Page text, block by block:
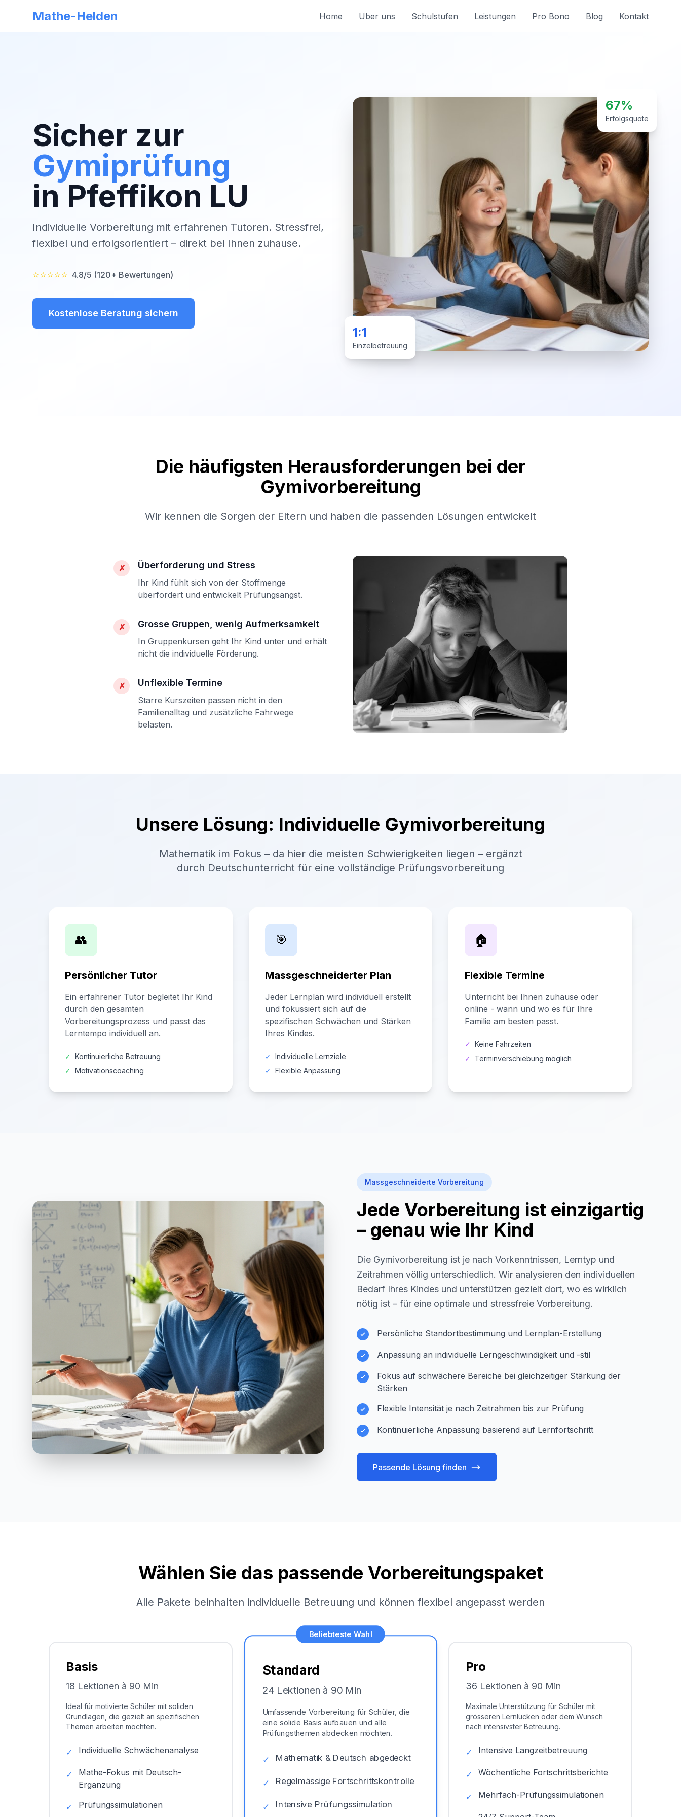
Mathe-Helden Home Über uns Schulstufen Leistungen Pro Bono Blog Kontakt
Sicher zur
Gymiprüfung
in Pfeffikon LU
Individuelle Vorbereitung mit erfahrenen Tutoren. Stressfrei,
flexibel und erfolgsorientiert – direkt bei Ihnen zuhause.
⭐⭐⭐⭐⭐ 4.8/5 (120+ Bewertungen)
Kostenlose Beratung sichern
67%
Erfolgsquote
1:1
Einzelbetreuung
Die häufigsten Herausforderungen bei der
Gymivorbereitung
Wir kennen die Sorgen der Eltern und haben die passenden Lösungen entwickelt
✗ Überforderung und Stress
Ihr Kind fühlt sich von der Stoffmenge
überfordert und entwickelt Prüfungsangst.
✗ Grosse Gruppen, wenig Aufmerksamkeit
In Gruppenkursen geht Ihr Kind unter und erhält
nicht die individuelle Förderung.
✗ Unflexible Termine
Starre Kurszeiten passen nicht in den
Familienalltag und zusätzliche Fahrwege
belasten.
Unsere Lösung: Individuelle Gymivorbereitung
Mathematik im Fokus – da hier die meisten Schwierigkeiten liegen – ergänzt
durch Deutschunterricht für eine vollständige Prüfungsvorbereitung
👥
Persönlicher Tutor
Ein erfahrener Tutor begleitet Ihr Kind
durch den gesamten
Vorbereitungsprozess und passt das
Lerntempo individuell an.
✓ Kontinuierliche Betreuung
✓ Motivationscoaching
🎯
Massgeschneiderter Plan
Jeder Lernplan wird individuell erstellt
und fokussiert sich auf die
spezifischen Schwächen und Stärken
Ihres Kindes.
✓ Individuelle Lernziele
✓ Flexible Anpassung
🏠
Flexible Termine
Unterricht bei Ihnen zuhause oder
online - wann und wo es für Ihre
Familie am besten passt.
✓
Keine Fahrzeiten
✓
Terminverschiebung möglich
Massgeschneiderte Vorbereitung
Jede Vorbereitung ist einzigartig
– genau wie Ihr Kind
Die Gymivorbereitung ist je nach Vorkenntnissen, Lerntyp und
Zeitrahmen völlig unterschiedlich. Wir analysieren den individuellen
Bedarf Ihres Kindes und unterstützen gezielt dort, wo es wirklich
nötig ist – für eine optimale und stressfreie Vorbereitung.
Persönliche Standortbestimmung und Lernplan-Erstellung
Anpassung an individuelle Lerngeschwindigkeit und -stil
Fokus auf schwächere Bereiche bei gleichzeitiger Stärkung der
Stärken
Flexible Intensität je nach Zeitrahmen bis zur Prüfung
Kontinuierliche Anpassung basierend auf Lernfortschritt
Passende Lösung finden
Wählen Sie das passende Vorbereitungspaket
Alle Pakete beinhalten individuelle Betreuung und können flexibel angepasst werden
Basis
18 Lektionen à 90 Min
Ideal für motivierte Schüler mit soliden
Grundlagen, die gezielt an spezifischen
Themen arbeiten möchten.
✓ Individuelle Schwächenanalyse
✓
Mathe-Fokus mit Deutsch-
Ergänzung
✓ Prüfungssimulationen
Beliebteste Wahl
Standard
24 Lektionen à 90 Min
Umfassende Vorbereitung für Schüler, die
eine solide Basis aufbauen und alle
Prüfungsthemen abdecken möchten.
✓ Mathematik & Deutsch abgedeckt
✓ Regelmässige Fortschrittskontrolle
✓ Intensive Prüfungssimulation
Pro
36 Lektionen à 90 Min
Maximale Unterstützung für Schüler mit
grösseren Lernlücken oder dem Wunsch
nach intensivster Betreuung.
✓ Intensive Langzeitbetreuung
✓ Wöchentliche Fortschrittsberichte
✓ Mehrfach-Prüfungssimulationen